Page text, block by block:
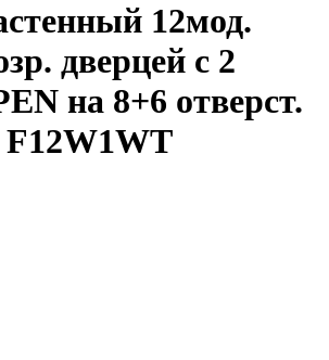
12мод.
дверцей с 2
на 8+6 отверст.